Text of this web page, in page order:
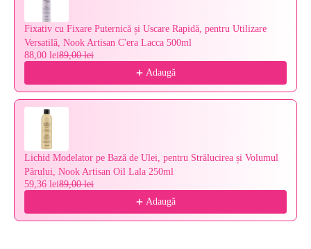
Fixativ cu Fixare Puternică și Uscare Rapidă, pentru Utilizare
Versatilă, Nook Artisan C'era Lacca 500ml
88,00 lei89,00 lei
Adaugă
Lichid Modelator pe Bază de Ulei, pentru Strălucirea și Volumul
Părului, Nook Artisan Oil Lala 250ml
59,36 lei89,00 lei
Adaugă